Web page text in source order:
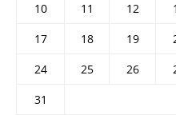
10
11 12
17
18 19
24
25 26
31